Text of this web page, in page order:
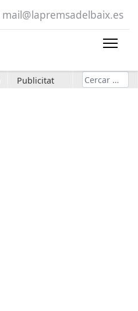
mail@lapremsadelbaix.es
Publicitat Cerca